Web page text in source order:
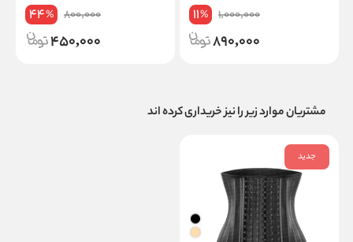
1,000,000
11%
890,000
800,000
44%
450,000
مشتریان موارد زیر را نیز خریداری کرده اند
جدید